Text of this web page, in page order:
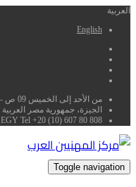
العربية
English
من الأحد إلى الخميس 09 ص - 05 م
الجيزة، جمهورية مصر العربية
EGY Tel +20 (10) 607 80 808
Toggle navigation